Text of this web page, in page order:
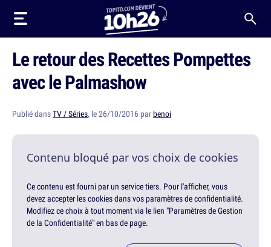
Le retour des Recettes Pompettes
avec le Palmashow
Publié dansTV / Séries, le 26/10/2016 parbenoi
Contenu bloqué par vos choix de cookies
Ce contenu est fourni par un service tiers. Pour l'afficher, vous
devez accepter les cookies dans vos paramètres de confidentialité.
Modifiez ce choix à tout moment via le lien "Paramètres de Gestion
de la Confidentialité" en bas de page.